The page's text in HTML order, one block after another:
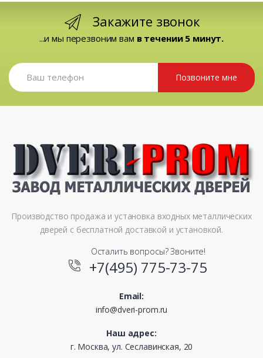
Закажите звонок
...и мы перезвоним вам в течении 5 минут.
Позвоните мне
Производство продажа и установка входных металлических
дверей с бесплатной доставкой и установкой.
Осталить вопросы? Звоните!
+7(495) 775-73-75
Email:
info@dveri-prom.ru
Наш адрес:
г. Москва, ул. Сеславинская, 20